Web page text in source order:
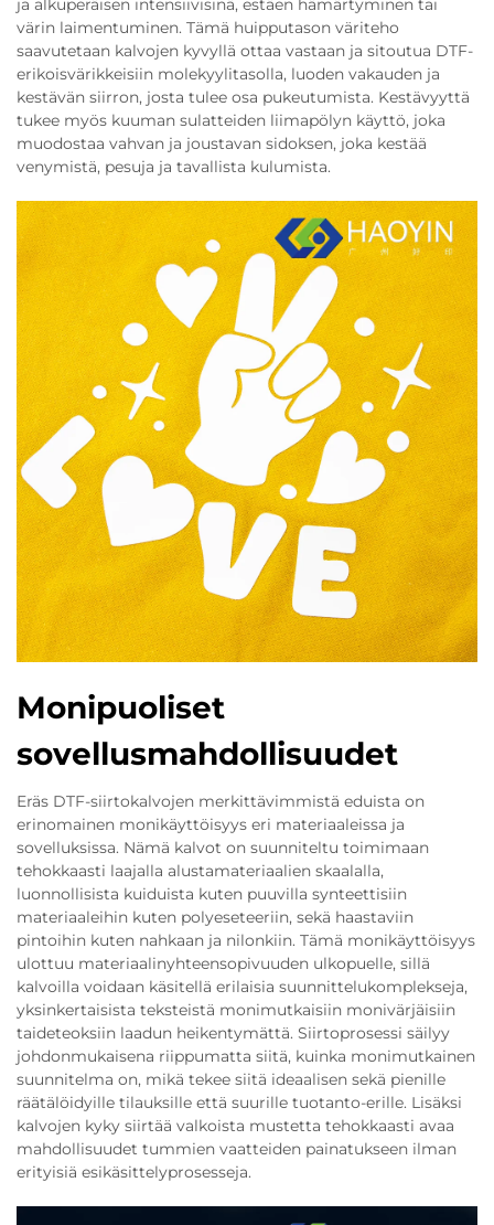
ja alkuperäisen intensiivisinä, estäen hämärtyminen tai
värin laimentuminen. Tämä huipputason väriteho
saavutetaan kalvojen kyvyllä ottaa vastaan ja sitoutua DTF-
erikoisvärikkeisiin molekyylitasolla, luoden vakauden ja
kestävän siirron, josta tulee osa pukeutumista. Kestävyyttä
tukee myös kuuman sulatteiden liimapölyn käyttö, joka
muodostaa vahvan ja joustavan sidoksen, joka kestää
venymistä, pesuja ja tavallista kulumista.
Monipuoliset
sovellusmahdollisuudet
Eräs DTF-siirtokalvojen merkittävimmistä eduista on
erinomainen monikäyttöisyys eri materiaaleissa ja
sovelluksissa. Nämä kalvot on suunniteltu toimimaan
tehokkaasti laajalla alustamateriaalien skaalalla,
luonnollisista kuiduista kuten puuvilla synteettisiin
materiaaleihin kuten polyeseteeriin, sekä haastaviin
pintoihin kuten nahkaan ja nilonkiin. Tämä monikäyttöisyys
ulottuu materiaalinyhteensopivuuden ulkopuelle, sillä
kalvoilla voidaan käsitellä erilaisia suunnittelukomplekseja,
yksinkertaisista teksteistä monimutkaisiin monivärjäisiin
taideteoksiin laadun heikentymättä. Siirtoprosessi säilyy
johdonmukaisena riippumatta siitä, kuinka monimutkainen
suunnitelma on, mikä tekee siitä ideaalisen sekä pienille
räätälöidyille tilauksille että suurille tuotanto-erille. Lisäksi
kalvojen kyky siirtää valkoista mustetta tehokkaasti avaa
mahdollisuudet tummien vaatteiden painatukseen ilman
erityisiä esikäsittelyprosesseja.